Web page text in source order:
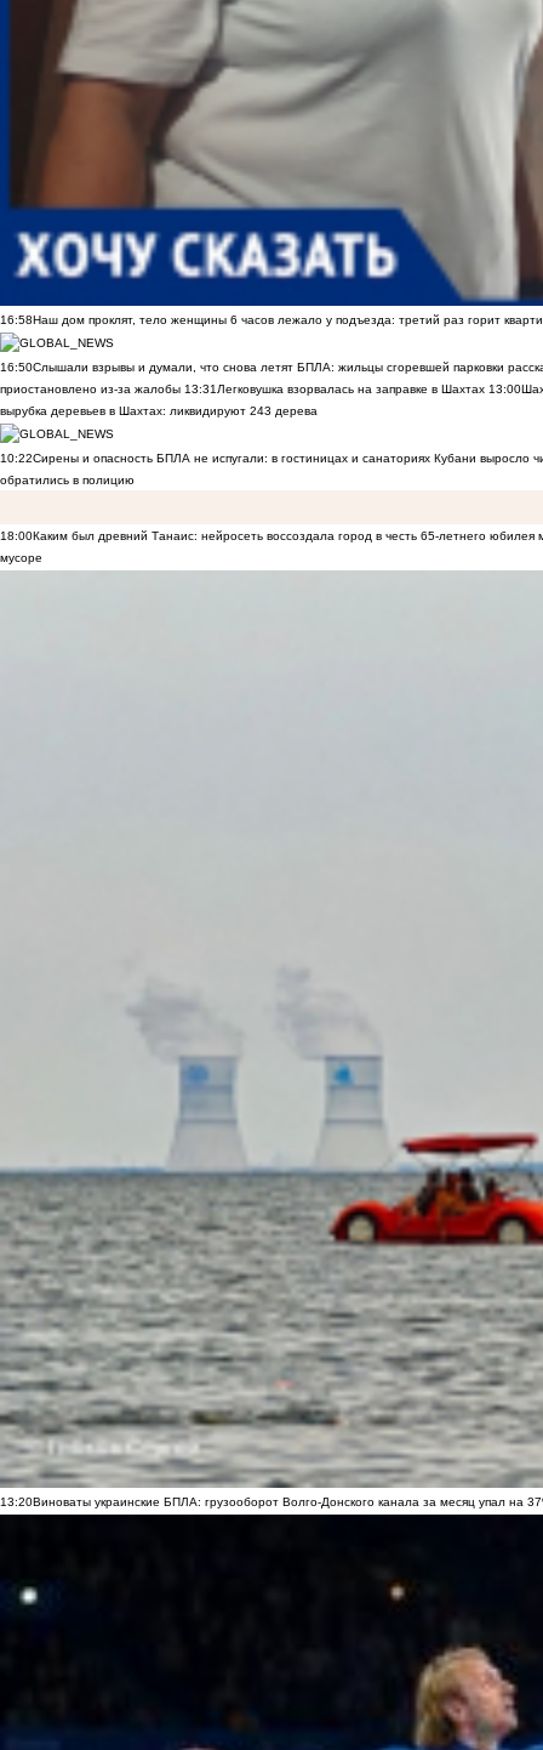
16:58Наш дом проклят, тело женщины 6 часов лежало у подъезда: третий раз горит
16:50Слышали взрывы и думали, что снова летят БПЛА: жильцы сгоревшей парковки
приостановлено из-за жалобы 13:31 Легковушка взорвалась на заправке в Шахтах 13:00
вырубка деревьев в Шахтах: ликвидируют 243 дерева
10:22Сирены и опасность БПЛА не испугали: в гостиницах и санаториях Кубани выросло
обратились в полицию
18:00Каким был древний Танаис: нейросеть воссоздала город в честь 65-летнего юбилея
мусоре
13:20Виноваты украинские БПЛА: грузооборот Волго-Донского канала за месяц упал на